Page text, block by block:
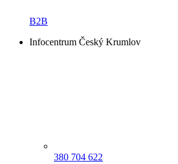
B2B
Infocentrum Český Krumlov
380 704 622